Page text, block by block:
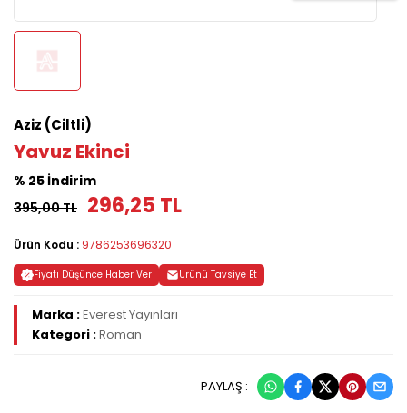
Aziz (Ciltli)
Yavuz Ekinci
% 25 İndirim
395,00 TL 296,25 TL
Ürün Kodu : 9786253696320
Fiyatı Düşünce Haber Ver Ürünü Tavsiye Et
Marka :Everest Yayınları
Kategori :Roman
PAYLAŞ :